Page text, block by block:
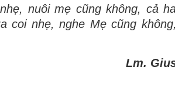
nuôi mẹ cũng không, cả
coi nhẹ, nghe Mẹ cũng
Lm.